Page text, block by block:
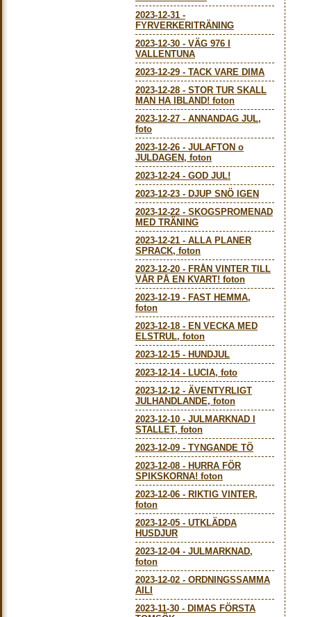
2023-12-31 -
FYRVERKERITRÄNING
2023-12-30 - VÄG 976 I
VALLENTUNA
2023-12-29 - TACK VARE DIMA
2023-12-28 - STOR TUR SKALL
MAN HA IBLAND! foton
2023-12-27 - ANNANDAG JUL,
foto
2023-12-26 - JULAFTON o
JULDAGEN, foton
2023-12-24- GOD JUL!
2023-12-23 - DJUP SNÖ IGEN
2023-12-22 - SKOGSPROMENAD
MED TRÄNING
2023-12-21 - ALLA PLANER
SPRACK, foton
2023-12-20 - FRÅN VINTER TILL
VÅR PÅ EN KVART! foton
2023-12-19 - FAST HEMMA,
foton
2023-12-18 - EN VECKA MED
ELSTRUL, foton
2023-12-15 - HUNDJUL
2023-12-14- LUCIA, foto
2023-12-12 - ÄVENTYRLIGT
JULHANDLANDE, foton
2023-12-10 - JULMARKNAD I
STALLET, foton
2023-12-09 - TYNGANDE TÖ
2023-12-08 - HURRA FÖR
SPIKSKORNA! foton
2023-12-06 - RIKTIG VINTER,
foton
2023-12-05 - UTKLÄDDA
HUSDJUR
2023-12-04- JULMARKNAD,
foton
2023-12-02 - ORDNINGSSAMMA
AILI
2023-11-30 - DIMAS FÖRSTA